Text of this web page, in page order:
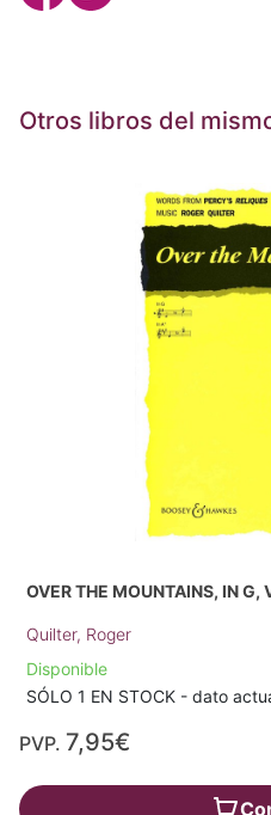
Otros libros del
OVER THE MOUNTAINS, IN G,
Quilter, Roger
Disponible
SÓLO 1 EN STOCK - dato
PVP. 7,95€